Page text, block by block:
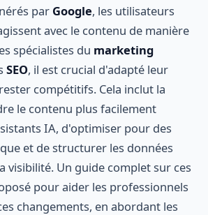
par Google, les utilisateurs
avec le contenu de manière
spécialistes du marketing
SEO, il est crucial d'adapté leur
compétitifs. Cela inclut la
le contenu plus facilement
IA, d'optimiser pour des
et de structurer les données
visibilité. Un guide complet sur ces
pour aider les professionnels
changements, en abordant les